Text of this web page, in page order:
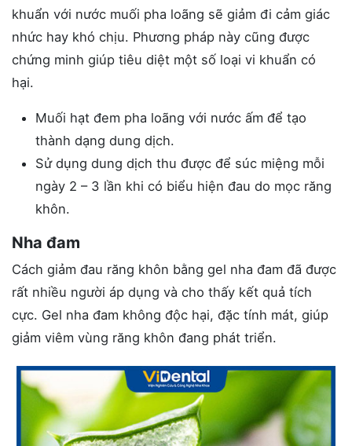
khuẩn với nước muối pha loãng sẽ giảm đi cảm giác
nhức hay khó chịu. Phương pháp này cũng được
chứng minh giúp tiêu diệt một số loại vi khuẩn có
hại.
Muối hạt đem pha loãng với nước ấm để tạo
thành dạng dung dịch.
Sử dụng dung dịch thu được để súc miệng mỗi
ngày 2 – 3 lần khi có biểu hiện đau do mọc răng
khôn.
Nha đam
Cách giảm đau răng khôn bằng gel nha đam đã được
rất nhiều người áp dụng và cho thấy kết quả tích
cực. Gel nha đam không độc hại, đặc tính mát, giúp
giảm viêm vùng răng khôn đang phát triển.